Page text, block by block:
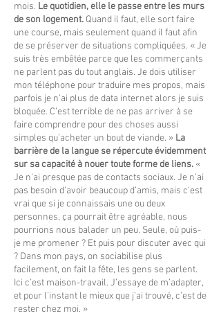
mois. Le quotidien, elle le passe entre les murs
de son logement. Quand il faut, elle sort faire
une course, mais seulement quand il faut afin
de se préserver de situations compliquées. « Je
suis très embêtée parce que les commerçants
ne parlent pas du tout anglais. Je dois utiliser
mon téléphone pour traduire mes propos, mais
parfois je n’ai plus de data internet alors je suis
bloquée. C’est terrible de ne pas arriver à se
faire comprendre pour des choses aussi
simples qu’acheter un bout de viande. » La
barrière de la langue se répercute évidemment
sur sa capacité à nouer toute forme de liens. «
Je n’ai presque pas de contacts sociaux. Je n’ai
pas besoin d’avoir beaucoup d’amis, mais c’est
vrai que si je connaissais une ou deux
personnes, ça pourrait être agréable, nous
pourrions nous balader un peu. Seule, où puis-
je me promener ? Et puis pour discuter avec qui
? Dans mon pays, on sociabilise plus
facilement, on fait la fête, les gens se parlent.
Ici c’est maison-travail. J’essaye de m’adapter,
et pour l’instant le mieux que j’ai trouvé, c’est de
rester chez moi. »